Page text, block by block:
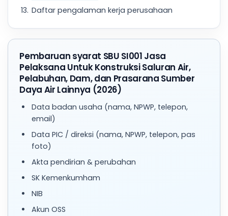
Daftar pengalaman kerja perusahaan
Pembaruan syarat SBU SI001 Jasa
Pelaksana Untuk Konstruksi Saluran Air,
Pelabuhan, Dam, dan Prasarana Sumber
Daya Air Lainnya (2026)
Data badan usaha (nama, NPWP, telepon,
email)
Data PIC / direksi (nama, NPWP, telepon, pas
foto)
Akta pendirian & perubahan
SK Kemenkumham
NIB
Akun OSS